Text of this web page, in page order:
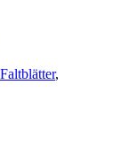
Faltblätter,